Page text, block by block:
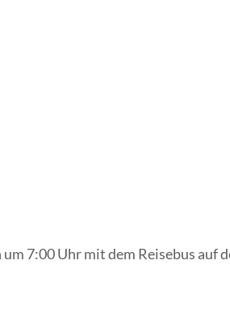
7:00 Uhr mit dem Reisebus auf